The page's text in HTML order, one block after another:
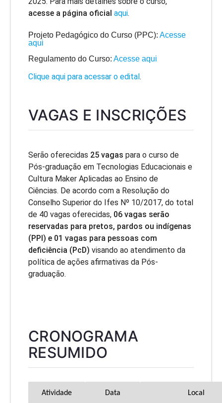
acesse a página oficial aqui.
Projeto Pedagógico do Curso (PPC): Acesse
aqui
Regulamento do Curso: Acesse aqui
Clique aqui para acessar o edital.
VAGAS E INSCRIÇÕES
Serão oferecidas 25 vagas para o curso de
Pós-graduação em Tecnologias Educacionais e
Cultura Maker Aplicadas ao Ensino de
Ciências. De acordo com a Resolução do
Conselho Superior do Ifes Nº 10/2017, do total
de 40 vagas oferecidas, 06 vagas serão
reservadas para pretos, pardos ou indígenas
(PPI) e 01 vagas para pessoas com
deficiência (PcD) visando ao atendimento da
política de ações afirmativas da Pós-
graduação.
CRONOGRAMA
RESUMIDO
Atividade Data Local